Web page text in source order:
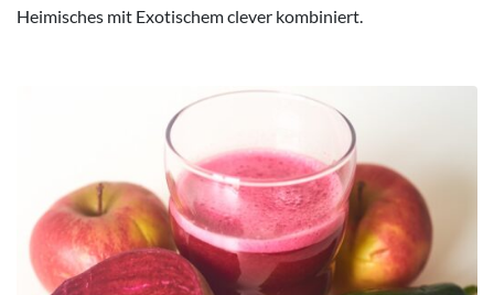
Heimisches mit Exotischem clever kombiniert.